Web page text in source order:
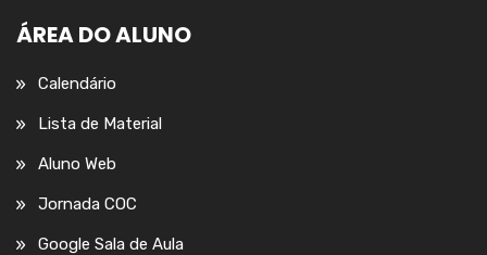
ÁREA DO ALUNO
Calendário
Lista de Material
Aluno Web
Jornada COC
Google Sala de Aula